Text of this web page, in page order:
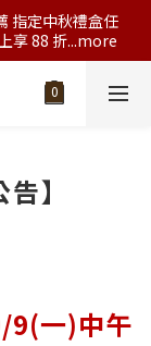
指定中秋禮盒任
享 88 折...more
】
9(一)中午